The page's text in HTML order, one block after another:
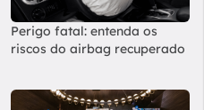
Perigo fatal: entenda os
riscos do airbag recuperado